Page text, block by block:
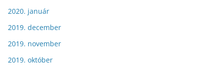
2020. január
2019. december
2019. november
2019. október